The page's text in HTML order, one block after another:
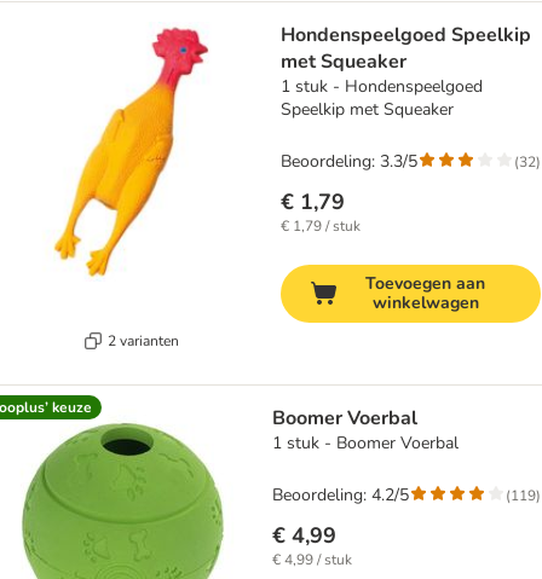
2 varianten
Hondenspeelgoed Speelkip
met Squeaker
1 stuk - Hondenspeelgoed
Speelkip met Squeaker
€ 1,79
€ 1,79 / stuk
Beoordeling: 3.3/5 (32)
Toevoegen aan
winkelwagen
keuze Boomer Voerbal
1 stuk - Boomer Voerbal
€ 4,99
€ 4,99 / stuk
Beoordeling: 4.2/5 (119)